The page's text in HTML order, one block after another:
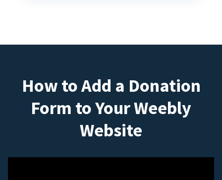
How to Add a Donation
Form to Your Weebly
Website